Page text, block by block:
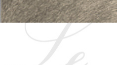
HUNDKLÄDER, HUNDVÄSKOR,